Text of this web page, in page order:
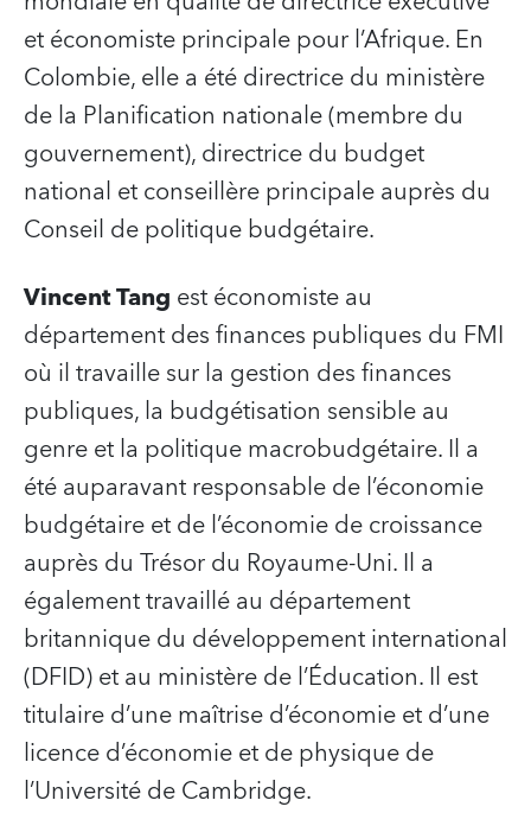
et économiste principale pour l’Afrique. En
Colombie, elle a été directrice du ministère
de la Planification nationale (membre du
gouvernement), directrice du budget
national et conseillère principale auprès du
Conseil de politique budgétaire.
Vincent Tang est économiste au
département des finances publiques du FMI
où il travaille sur la gestion des finances
publiques, la budgétisation sensible au
genre et la politique macrobudgétaire. Il a
été auparavant responsable de l’économie
budgétaire et de l’économie de croissance
auprès du Trésor du Royaume-Uni. Il a
également travaillé au département
britannique du développement international
(DFID) et au ministère de l’Éducation. Il est
titulaire d’une maîtrise d’économie et d’une
licence d’économie et de physique de
l’Université de Cambridge.